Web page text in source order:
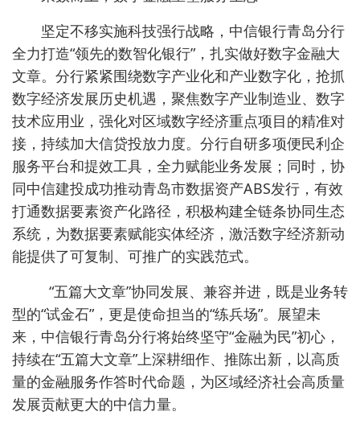
坚定不移实施科技强行战略，中信银行青岛分行
全力打造“领先的数智化银行”，扎实做好数字金融大
文章。分行紧紧围绕数字产业化和产业数字化，抢抓
数字经济发展历史机遇，聚焦数字产业制造业、数字
技术应用业，强化对区域数字经济重点项目的精准对
接，持续加大信贷投放力度。分行自研多项便民利企
服务平台和提效工具，全力赋能业务发展；同时，协
同中信建投成功推动青岛市数据资产ABS发行，有效
打通数据要素资产化路径，积极构建全链条协同生态
系统，为数据要素赋能实体经济，激活数字经济新动
能提供了可复制、可推广的实践范式。
“五篇大文章”协同发展、兼容并进，既是业务转
型的“试金石”，更是使命担当的“练兵场”。展望未
来，中信银行青岛分行将始终坚守“金融为民”初心，
持续在“五篇大文章”上深耕细作、推陈出新，以高质
量的金融服务作答时代命题，为区域经济社会高质量
发展贡献更大的中信力量。